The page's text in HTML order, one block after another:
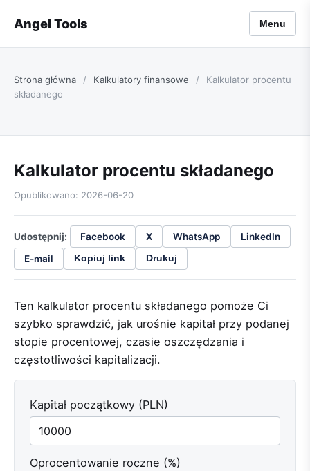
Angel Tools Menu
Strona główna / Kalkulatory finansowe /
Kalkulator procentu
składanego
Kalkulator procentu składanego
Opublikowano: 2026-06-20
Udostępnij: Facebook X WhatsApp
LinkedIn
E-mail
Kopiuj link Drukuj
Ten kalkulator procentu składanego pomoże Ci
szybko sprawdzić, jak urośnie kapitał przy podanej
stopie procentowej, czasie oszczędzania i
częstotliwości kapitalizacji.
Kapitał początkowy (PLN)
Oprocentowanie roczne (%)